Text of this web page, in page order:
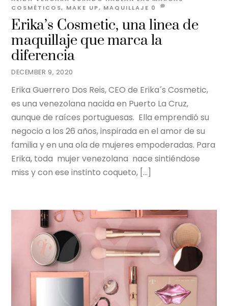
DECEMBER 9, 2020
Erika’s Cosmetic, una linea de
maquillaje que marca la
diferencia
COSMÉTICOS, MAKE UP, MAQUILLAJE 0
Erika Guerrero Dos Reis, CEO de Erika´s Cosmetic,
es una venezolana nacida en Puerto La Cruz,
aunque de raíces portuguesas. Ella emprendió su
negocio a los 26 años, inspirada en el amor de su
familia y en una ola de mujeres empoderadas. Para
Erika, toda mujer venezolana nace sintiéndose
miss y con ese instinto coqueto, […]